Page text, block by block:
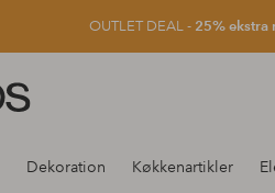
OUTLET DEAL - 25% ekstra
Dekoration Køkkenartikler